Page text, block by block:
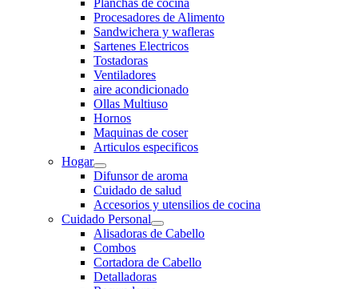
Planchas de cocina
Procesadores de Alimento
Sandwichera y wafleras
Sartenes Electricos
Tostadoras
Ventiladores
aire acondicionado
Ollas Multiuso
Hornos
Maquinas de coser
Articulos especificos
Hogar
Difunsor de aroma
Cuidado de salud
Accesorios y utensilios de cocina
Cuidado Personal
Alisadoras de Cabello
Combos
Cortadora de Cabello
Detalladoras